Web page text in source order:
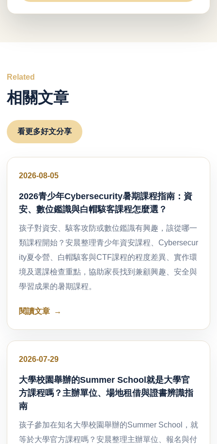
Related
相關文章
看更多好文分享
好文分享
2026-08-05
2026青少年Cybersecurity暑期課程指南：資
安、數位鑑識與白帽駭客課程怎麼選？
孩子對資安、駭客攻防或數位鑑識有興趣，該從哪一
類課程開始？安晨整理青少年資安課程、Cybersecur
ity夏令營、白帽駭客與CTF課程的程度差異、實作環
境及選課檢查重點，協助家長找到兼顧興趣、安全與
學習成果的暑期課程。
閱讀文章
好文分享
2026-07-29
大學校園舉辦的Summer School就是大學官
方課程嗎？主辦單位、場地租借與證書辨識指
南
孩子參加在知名大學校園舉辦的Summer School，就
等於大學官方課程嗎？安晨整理主辦單位、報名與付